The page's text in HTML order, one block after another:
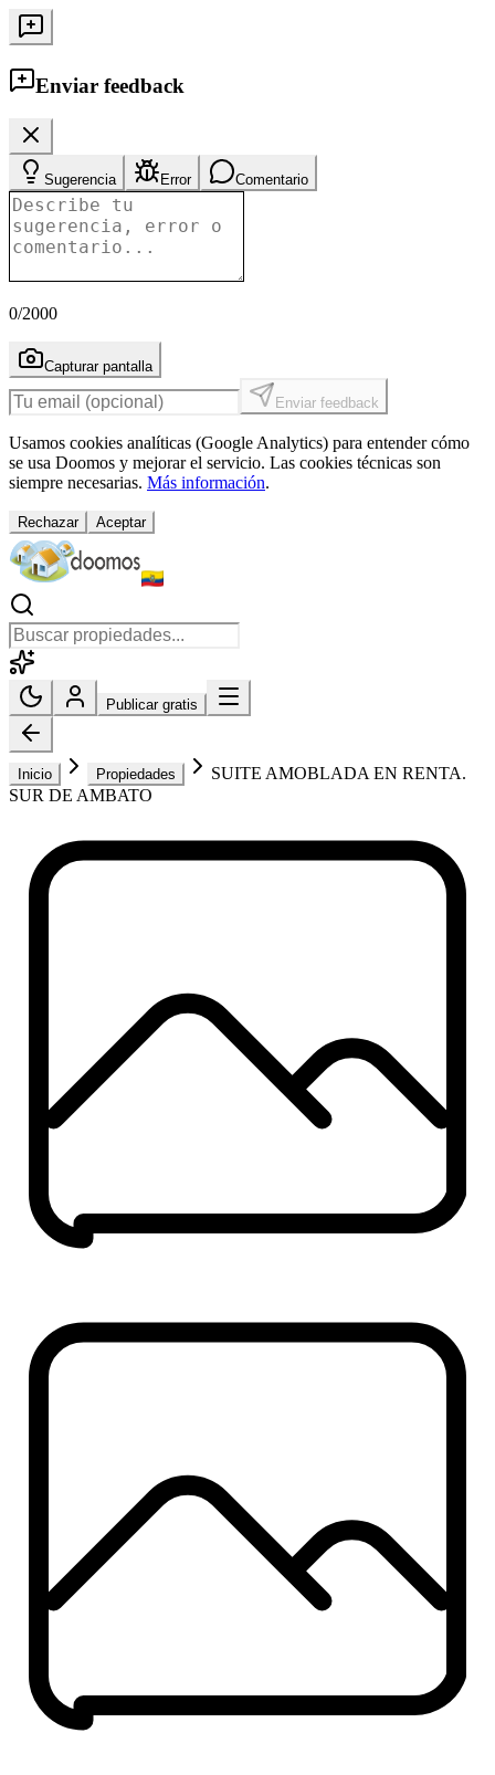
Enviar feedback
Sugerencia Error Comentario
0/2000
Capturar pantalla
Enviar feedback
Usamos cookies analíticas (Google Analytics) para entender cómo
se usa Doomos y mejorar el servicio. Las cookies técnicas son
siempre necesarias. Más información.
Rechazar Aceptar
Publicar gratis
Inicio Propiedades
SUITE AMOBLADA EN RENTA.
SUR DE AMBATO